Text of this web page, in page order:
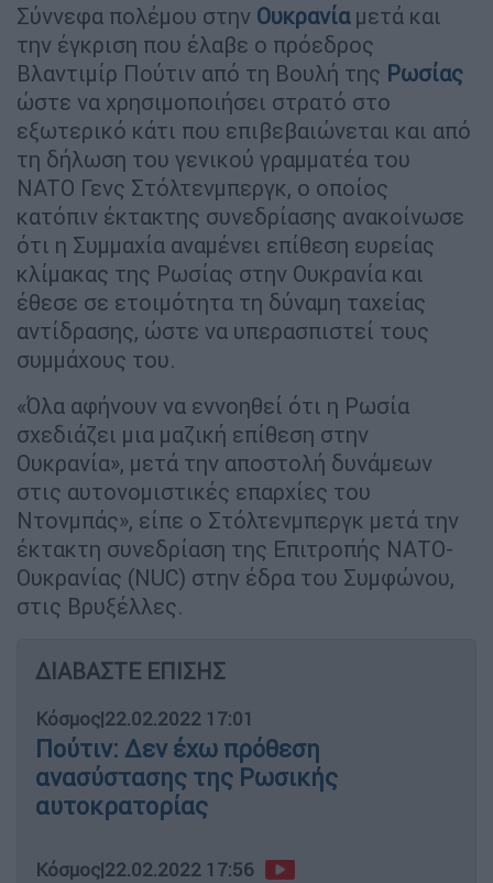
Σύννεφα πολέμου στην Ουκρανία μετά και
την έγκριση που έλαβε ο πρόεδρος
Βλαντιμίρ Πούτιν από τη Βουλή της Ρωσίας
ώστε να χρησιμοποιήσει στρατό στο
εξωτερικό κάτι που επιβεβαιώνεται και από
τη δήλωση του γενικού γραμματέα του
NATO Γενς Στόλτενμπεργκ, ο οποίος
κατόπιν έκτακτης συνεδρίασης ανακοίνωσε
ότι η Συμμαχία αναμένει επίθεση ευρείας
κλίμακας της Ρωσίας στην Ουκρανία και
έθεσε σε ετοιμότητα τη δύναμη ταχείας
αντίδρασης, ώστε να υπερασπιστεί τους
συμμάχους του.
«Όλα αφήνουν να εννοηθεί ότι η Ρωσία
σχεδιάζει μια μαζική επίθεση στην
Ουκρανία», μετά την αποστολή δυνάμεων
στις αυτονομιστικές επαρχίες του
Ντονμπάς», είπε ο Στόλτενμπεργκ μετά την
έκτακτη συνεδρίαση της Επιτροπής ΝΑΤΟ-
Ουκρανίας (NUC) στην έδρα του Συμφώνου,
στις Βρυξέλλες.
ΔΙΑΒΑΣΤΕ ΕΠΙΣΗΣ
Κόσμος|22.02.2022 17:01
Πούτιν: Δεν έχω πρόθεση
ανασύστασης της Ρωσικής
αυτοκρατορίας
Κόσμος|22.02.2022 17:56